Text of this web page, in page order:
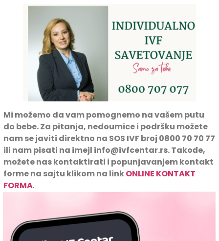
Mi možemo da vam pomognemo na vašem putu
do bebe. Za pitanja, nedoumice i podršku možete
nam se javiti direktno na SOS IVF broj 0800 70 70 77
ili nam pisati na imejl info@ivfcentar.rs. Takođe,
možete nas kontaktirati i popunjavanjem kontakt
forme na sajtu klikom na linkONLINE KONTAKT
FORMA.